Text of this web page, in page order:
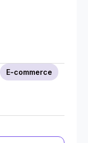
E-commerce